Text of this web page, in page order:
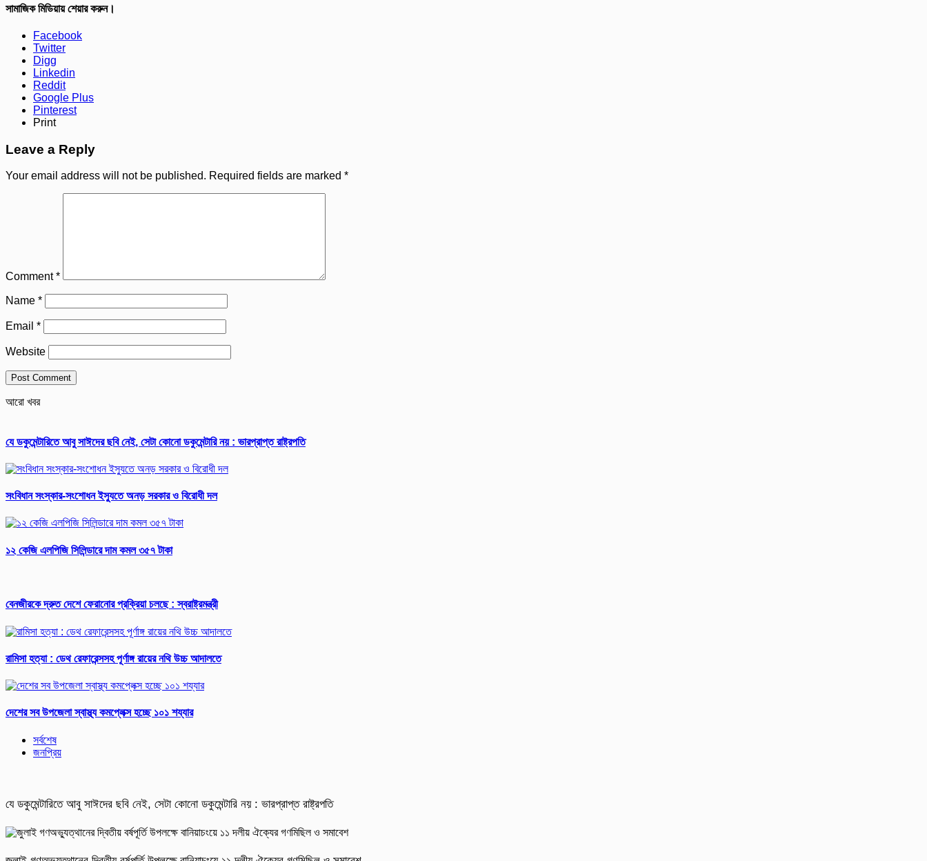
সামাজিক মিডিয়ায় শেয়ার করুন।
Facebook
Twitter
Digg
Linkedin
Reddit
Google Plus
Pinterest
Print
Leave a Reply
Your email address will not be published. Required fields are marked *
Comment*
Name *
Email *
Website
আরো খবর
যে ডকুমেন্টারিতে আবু সাঈদের ছবি নেই, সেটা কোনো ডকুমেন্টারি নয় : ভারপ্রাপ্ত রাষ্ট্রপতি
সংবিধান সংস্কার-সংশোধন ইস্যুতে অনড় সরকার ও বিরোধী দল
১২ কেজি এলপিজি সিলিন্ডারে দাম কমল ৩৫৭ টাকা
বেনজীরকে দ্রুত দেশে ফেরানোর প্রক্রিয়া চলছে : স্বরাষ্ট্রমন্ত্রী
রামিসা হত্যা : ডেথ রেফারেন্সসহ পূর্ণাঙ্গ রায়ের নথি উচ্চ আদালতে
দেশের সব উপজেলা স্বাস্থ্য কমপ্লেক্স হচ্ছে ১০১ শয্যার
সর্বশেষ
জনপ্রিয়
যে ডকুমেন্টারিতে আবু সাঈদের ছবি নেই, সেটা কোনো ডকুমেন্টারি নয় : ভারপ্রাপ্ত রাষ্ট্রপতি